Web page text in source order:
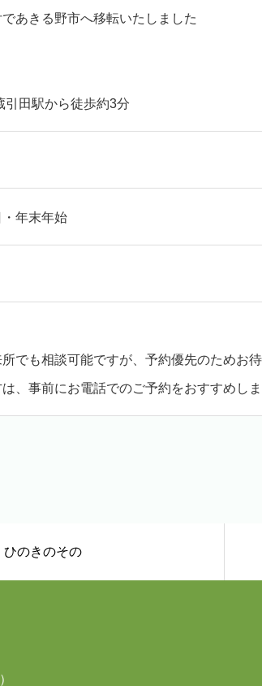
あきる野市へ移転いたしました
田駅から徒歩約3分
年末年始
でも相談可能ですが、予約優先のためお
、事前にお電話でのご予約をおすすめしま
ひのきのその